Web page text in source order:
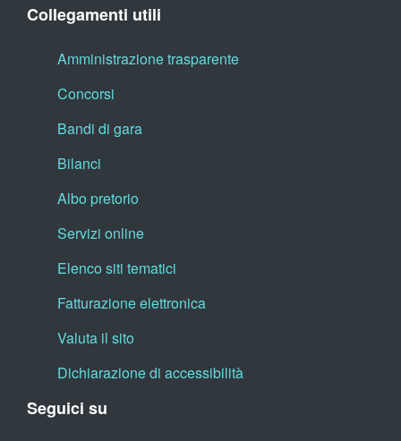
Collegamenti utili
Amministrazione trasparente
Concorsi
Bandi di gara
Bilanci
Albo pretorio
Servizi online
Elenco siti tematici
Fatturazione elettronica
Valuta il sito
Dichiarazione di accessibilità
Seguici su